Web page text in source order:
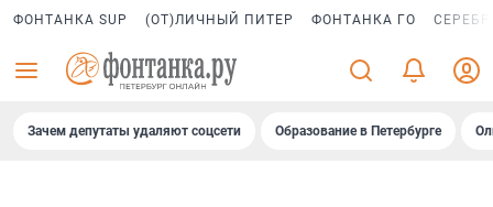
ФОНТАНКА SUP (ОТ)ЛИЧНЫЙ ПИТЕР ФОНТАНКА ГО
Зачем депутаты удаляют соцсети Образование в Петербурге